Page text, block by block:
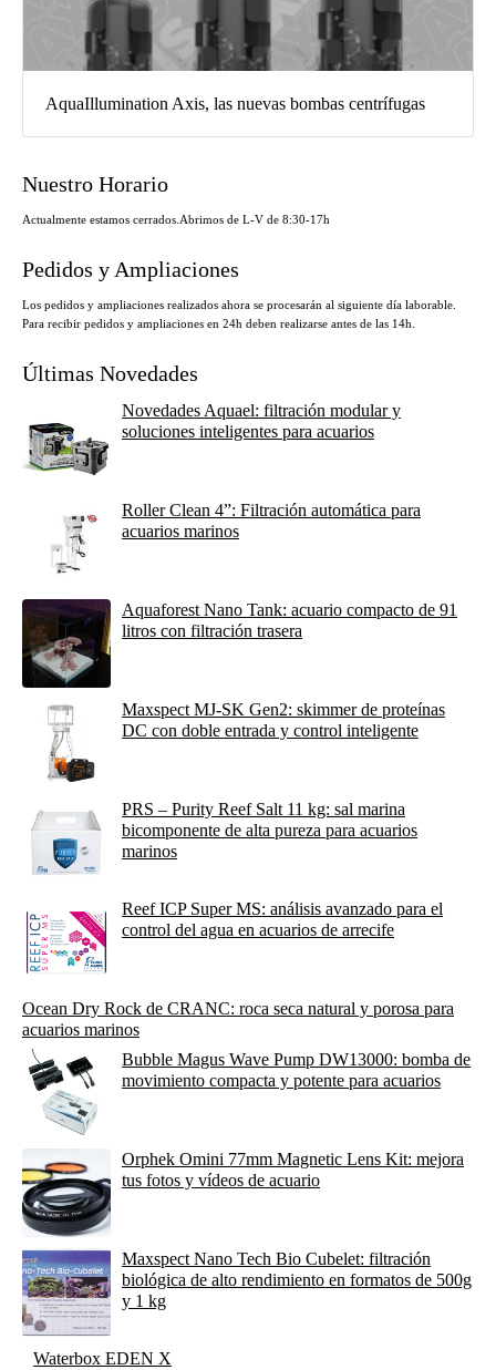
AquaIllumination Axis, las nuevas bombas centrífugas
Nuestro Horario
Actualmente estamos cerrados. Abrimos de L-V de 8:30-17h
Pedidos y Ampliaciones
Los pedidos y ampliaciones realizados ahora se procesarán al siguiente día laborable.
Para recibir pedidos y ampliaciones en 24h deben realizarse antes de las 14h.
Últimas Novedades
Novedades Aquael: filtración modular y
soluciones inteligentes para acuarios
Roller Clean 4”: Filtración automática para
acuarios marinos
Aquaforest Nano Tank: acuario compacto de 91
litros con filtración trasera
Maxspect MJ-SK Gen2: skimmer de proteínas
DC con doble entrada y control inteligente
PRS – Purity Reef Salt 11 kg: sal marina
bicomponente de alta pureza para acuarios
marinos
Reef ICP Super MS: análisis avanzado para el
control del agua en acuarios de arrecife
Ocean Dry Rock de CRANC: roca seca natural y porosa para
acuarios marinos
Bubble Magus Wave Pump DW13000: bomba de
movimiento compacta y potente para acuarios
Orphek Omini 77mm Magnetic Lens Kit: mejora
tus fotos y vídeos de acuario
Maxspect Nano Tech Bio Cubelet: filtración
biológica de alto rendimiento en formatos de 500g
y 1 kg
Waterbox EDEN X